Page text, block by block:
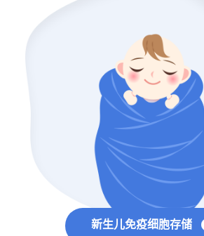
新生儿免疫细胞存储